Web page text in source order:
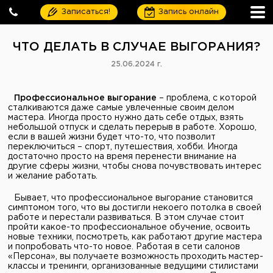
Записаться! Запись онлайн
ЧТО ДЕЛАТЬ В СЛУЧАЕ ВЫГОРАНИЯ?
25.06.2024 г.
Профессиональное выгорание – проблема, с которой
сталкиваются даже самые увлеченные своим делом
мастера. Иногда просто нужно дать себе отдых, взять
небольшой отпуск и сделать перерыв в работе. Хорошо,
если в вашей жизни будет что-то, что позволит
переключиться – спорт, путешествия, хобби. Иногда
достаточно просто на время перенести внимание на
другие сферы жизни, чтобы снова почувствовать интерес
и желание работать.
Бывает, что профессиональное выгорание становится
симптомом того, что вы достигли некоего потолка в своей
работе и перестали развиваться. В этом случае стоит
пройти какое-то профессиональное обучение, освоить
новые техники, посмотреть, как работают другие мастера
и попробовать что-то новое. Работая в сети салонов
«Персона», вы получаете возможность проходить мастер-
классы и тренинги, организованные ведущими стилистами